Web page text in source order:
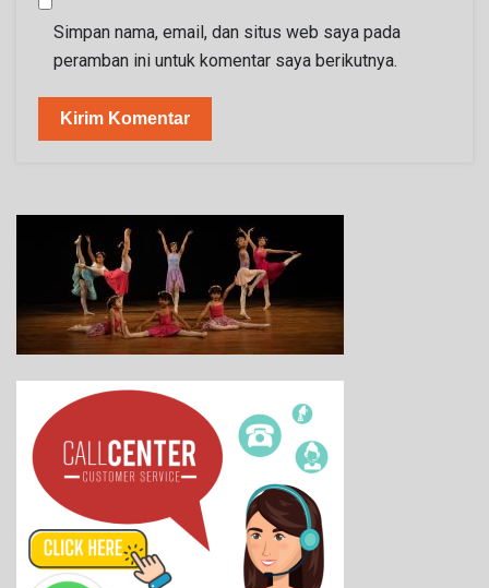
Simpan nama, email, dan situs web saya pada
peramban ini untuk komentar saya berikutnya.